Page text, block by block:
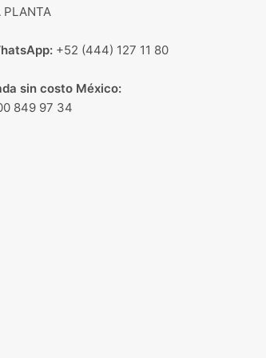
PLANTA
+52 (444) 127 11 80
sin costo México:
849 97 34